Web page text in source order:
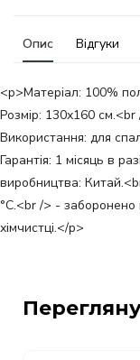
Опис Відгуки
<p>Матеріал: 100%
Розмір: 130х160
Використання: для
Гарантія: 1 місяць в
виробництва:
°C.<br /> - заборонено
хімчистці.</p>